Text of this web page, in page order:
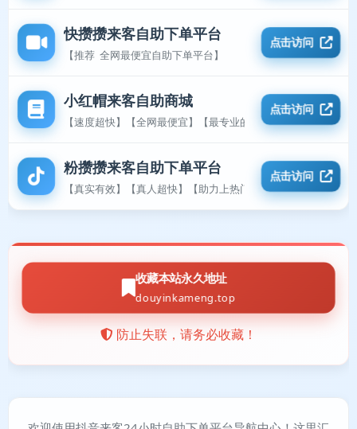
快攒攒来客自助下单平台
【推荐 全网最便宜自助下单平台】
点击访问
小红帽来客自助商城
【速度超快】【全网最便宜】【最专业的平台】
点击访问
粉攒攒来客自助下单平台
【真实有效】【真人超快】【助力上热门】
点击访问
收藏本站永久地址
douyinkameng.top
防止失联，请务必收藏！